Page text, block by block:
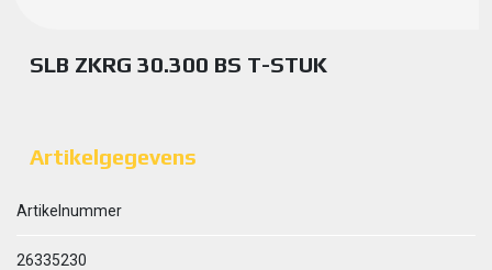
SLB ZKRG 30.300 BS T-STUK
Artikelgegevens
Artikelnummer
26335230